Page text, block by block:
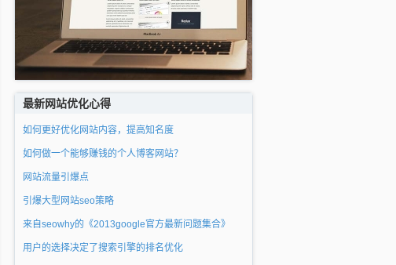
最新网站优化心得
如何更好优化网站内容，提高知名度
如何做一个能够赚钱的个人博客网站？
网站流量引爆点
引爆大型网站seo策略
来自seowhy的《2013google官方最新问题集合》
用户的选择决定了搜索引擎的排名优化